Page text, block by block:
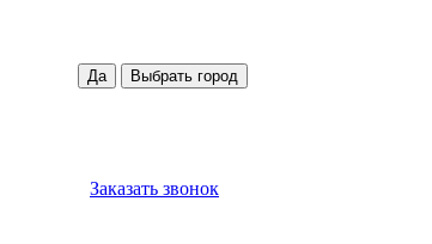
Да Выбрать город
Заказать звонок